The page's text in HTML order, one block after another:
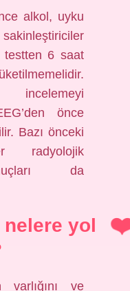
alkol, uyku
testten 6 saat
önce
Bazı önceki
radyolojik
da
nelere yol
varlığını ve